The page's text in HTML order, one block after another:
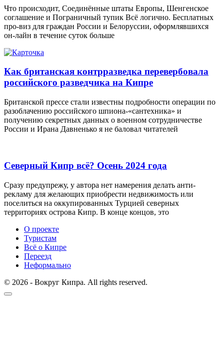
Что происходит, Соединённые штаты Европы, Шенгенское
соглашение и Пограничный тупик Всё логично. Бесплатных
про-виз для граждан России и Белоруссии, оформлявшихся
он-лайн в течение суток больше
Как британская контрразведка перевербовала
российского разведчика на Кипре
Британской прессе стали известны подробности операции по
разоблачению российского шпиона-«сантехника» и
получению секретных данных о военном сотрудничестве
России и Ирана Давненько я не баловал читателей
Северный Кипр всё? Осень 2024 года
Сразу предупрежу, у автора нет намерения делать анти-
рекламу для желающих приобрести недвижимость или
поселиться на оккупированных Турцией северных
территориях острова Кипр. В конце концов, это
О проекте
Туристам
Всё о Кипре
Переезд
Неформально
© 2026 - Вокруг Кипра. All rights reserved.